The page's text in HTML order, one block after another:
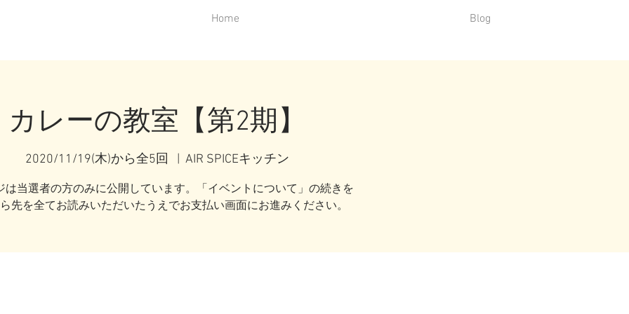
Home Blog
カレーの教室【第2期】
2020/11/19(木)から全5回 AIR SPICEキッチン
は当選者の方のみに公開しています。「イベントについて」の続きを
先を全てお読みいただいたうえでお支払い画面にお進みください。